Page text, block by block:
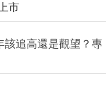
市
該追高還是觀望？專